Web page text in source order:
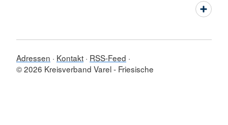
Adressen Kontakt RSS-Feed
© 2026 Kreisverband Varel - Friesische